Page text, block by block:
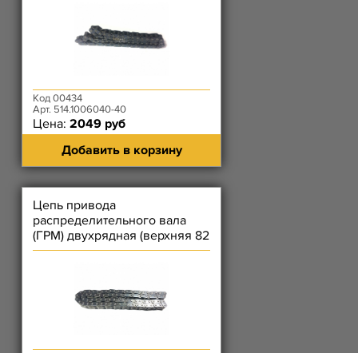
Код 00434
Арт. 514.1006040-40
Цена: 2049 руб
Добавить в корзину
Цепь привода
распределительного вала
(ГРМ) двухрядная (верхняя 82
звена, втулки 5,05 мм)